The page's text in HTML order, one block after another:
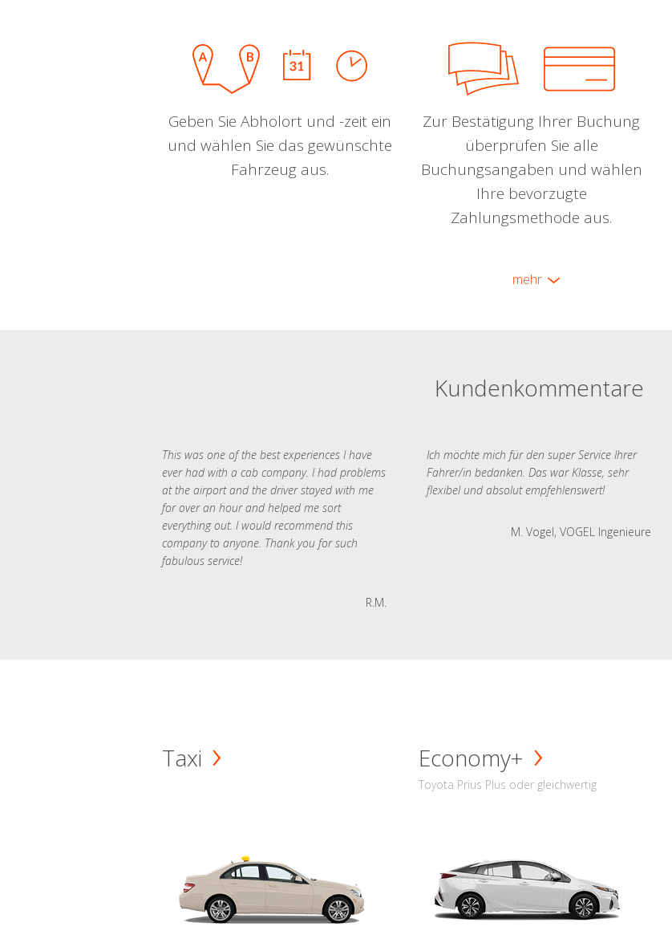
Geben Sie Abholort und -zeit ein
und wählen Sie das gewünschte
Fahrzeug aus.
Zur Bestätigung Ihrer Buchung
überprüfen Sie alle
Buchungsangaben und wählen
Ihre bevorzugte
Zahlungsmethode aus.
mehr
Kundenkommentare
This was one of the best experiences I have
ever had with a cab company. I had problems
at the airport and the driver stayed with me
for over an hour and helped me sort
everything out. I would recommend this
company to anyone. Thank you for such
fabulous service!
R.M.
Ich möchte mich für den super Service Ihrer
Fahrer/in bedanken. Das war Klasse, sehr
flexibel und absolut empfehlenswert!
M. Vogel, VOGEL Ingenieure
Taxi Economy+
Toyota Prius Plus oder gleichwertig